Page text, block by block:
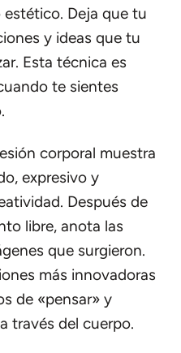
Deja que tu
y ideas que tu
Esta técnica es
te sientes
corporal muestra
expresivo y
Después de
libre, anota las
que surgieron.
más innovadoras
de «pensar» y
través del cuerpo.